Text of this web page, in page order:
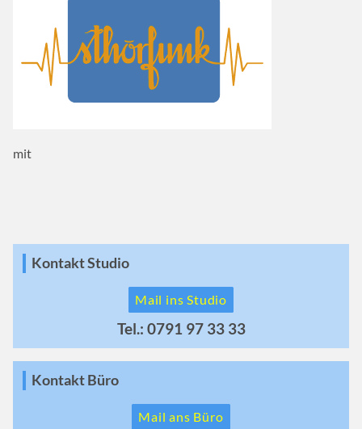
mit
Kontakt Studio
Mail ins Studio
Tel.: 0791 97 33 33
Kontakt Büro
Mail ans Büro